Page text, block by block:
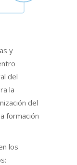
y
del
la
del
formación
los